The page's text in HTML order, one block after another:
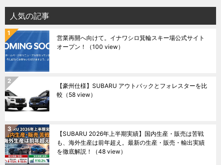
人気の記事
営業再開へ向けて。イナワシロ箕輪スキー場公式サイト
オープン！
（100 view）
【豪州仕様】SUBARU アウトバックとフォレスターを比
較 （58 view）
【SUBARU 2026年上半期実績】国内生産・販売は苦戦
も、海外生産は前年超え。最新の生産・販売・輸出実績
を徹底解説！
（48 view）